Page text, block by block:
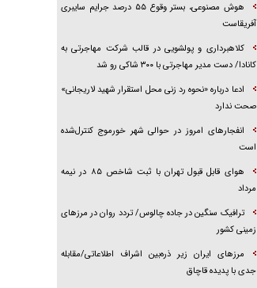
هوش مصنوعی، بستر وقوع ۵۵ درصد جرایم سایبری
آفریقاست
کلاهبرداری و پولشویی در قالب شرکت مهاجرتی به
کانادا/ دست مدیر مهاجرتی با ۳۰۰ شاکی رو شد
ادعا درباره «نحوه رد زنی محل استقرار شهید لاریجانی»
صحت ندارد
انفجار‌های امروز در حوالی شهر خورموج کنترل‌شده
است
هوای قابل قبول تهران با ثبت شاخص ۸۵ در نیمه
مرداد
ترافیک سنگین در جاده چالوس/ تردد روان در مرز‌های
زمینی کشور
مرز‌های ایران زیر ذره‌بین اشراف اطلاعاتی/مقابله
جدی با پدیده قاچاق